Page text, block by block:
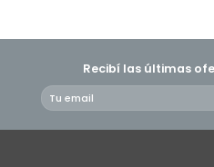
Recibí las últimas